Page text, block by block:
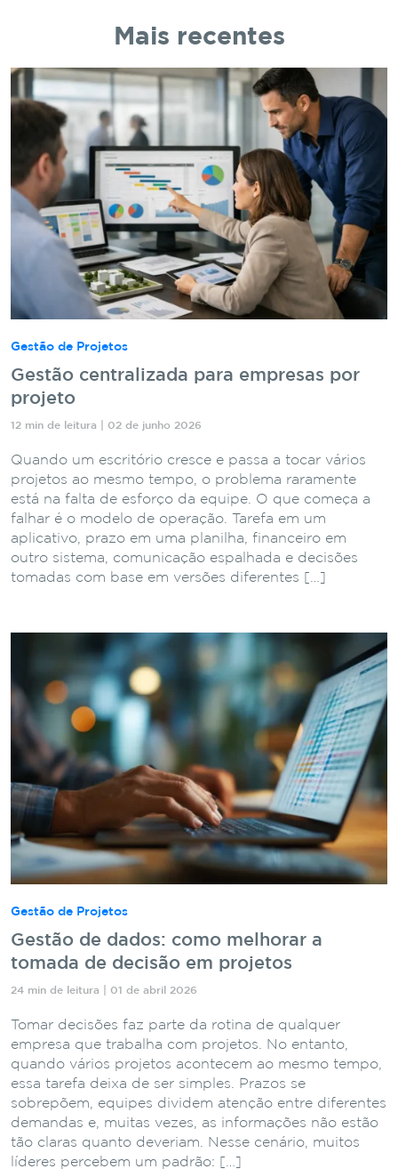
Mais recentes
Gestão de Projetos
Gestão centralizada para empresas por
projeto
12 min de leitura | 02 de junho 2026
Quando um escritório cresce e passa a tocar vários
projetos ao mesmo tempo, o problema raramente
está na falta de esforço da equipe. O que começa a
falhar é o modelo de operação. Tarefa em um
aplicativo, prazo em uma planilha, financeiro em
outro sistema, comunicação espalhada e decisões
tomadas com base em versões diferentes […]
Gestão de Projetos
Gestão de dados: como melhorar a
tomada de decisão em projetos
24 min de leitura | 01 de abril 2026
Tomar decisões faz parte da rotina de qualquer
empresa que trabalha com projetos. No entanto,
quando vários projetos acontecem ao mesmo tempo,
essa tarefa deixa de ser simples. Prazos se
sobrepõem, equipes dividem atenção entre diferentes
demandas e, muitas vezes, as informações não estão
tão claras quanto deveriam. Nesse cenário, muitos
líderes percebem um padrão: […]